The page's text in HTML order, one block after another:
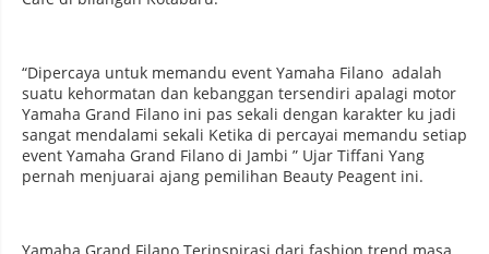
“Dipercaya untuk memandu event Yamaha Filano adalah
suatu kehormatan dan kebanggan tersendiri apalagi motor
Yamaha Grand Filano ini pas sekali dengan karakter ku jadi
sangat mendalami sekali Ketika di percayai memandu setiap
event Yamaha Grand Filano di Jambi ” Ujar Tiffani Yang
pernah menjuarai ajang pemilihan Beauty Peagent ini.